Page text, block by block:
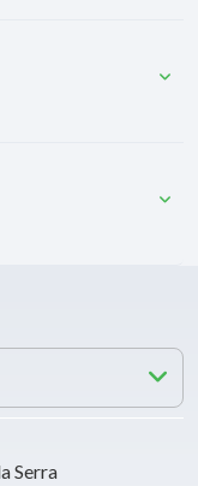
Serra